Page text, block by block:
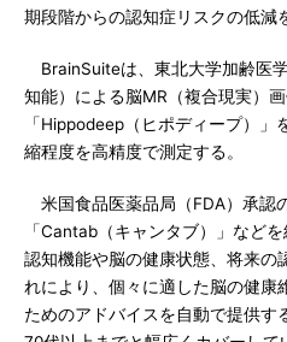
期段階からの認知症リスクの低減
BrainSuiteは、東北大学加齢医
知能）による脳MR（複合現実）
「Hippodeep（ヒポディープ）
縮程度を高精度で測定する。
米国食品医薬品局（FDA）承認
「Cantab（キャンタブ）」など
認知機能や脳の健康状態、将来の
れにより、個々に適した脳の健康
ためのアドバイスを自動で提供す